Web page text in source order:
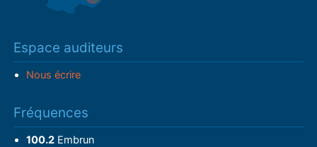
Espace auditeurs
Nous écrire
Fréquences
100.2Embrun